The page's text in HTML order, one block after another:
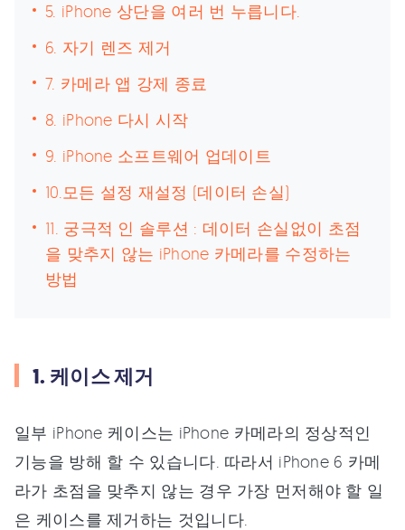
5. iPhone 상단을 여러 번 누릅니다.
6. 자기 렌즈 제거
7. 카메라 앱 강제 종료
8. iPhone 다시 시작
9. iPhone 소프트웨어 업데이트
10.모든 설정 재설정 (데이터 손실)
11. 궁극적 인 솔루션 : 데이터 손실없이 초점
을 맞추지 않는 iPhone 카메라를 수정하는
방법
1. 케이스 제거
일부 iPhone 케이스는 iPhone 카메라의 정상적인
기능을 방해 할 수 있습니다. 따라서 iPhone 6 카메
라가 초점을 맞추지 않는 경우 가장 먼저해야 할 일
은 케이스를 제거하는 것입니다.